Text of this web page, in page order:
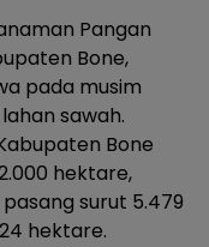
Pangan
Bone,
pada musim
sawah.
Bone
hektare,
surut 5.479
hektare.